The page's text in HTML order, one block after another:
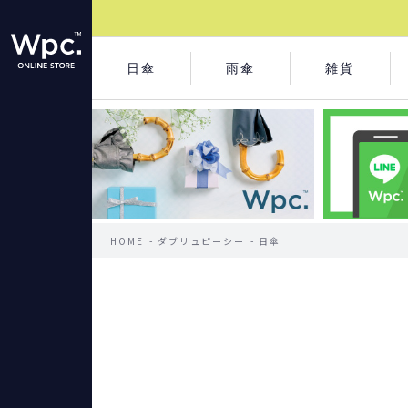
日傘 雨傘 雑貨
HOME ダブリュピーシー 日傘